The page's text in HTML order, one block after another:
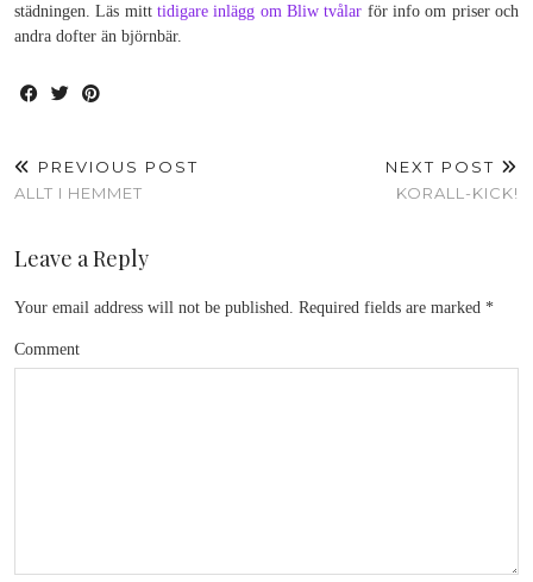
städningen. Läs mitt tidigare inlägg om Bliw tvålar för info om priser och
andra dofter än björnbär.
PREVIOUS POST
ALLT I HEMMET
NEXT POST
KORALL-KICK!
Leave a Reply
Your email address will not be published. Required fields are marked *
Comment